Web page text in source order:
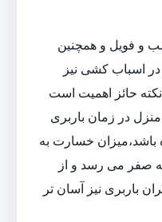
و فویل و همچنین
اسباب کشی نیز
حائز اهمیت است
در زمان باربری
باشد،میزان خسارت به
صفر می رسد و از
باربری نیز آسان تر